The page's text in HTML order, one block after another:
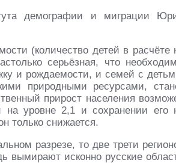
демографии и миграции
(количество детей в расчёте
серьёзная, что
и рождаемости, и семей с
природными ресурсами,
прирост населения
на уровне 2,1 и сохранении его
только снижается.
разрезе, то две трети
вымирают исконно русские